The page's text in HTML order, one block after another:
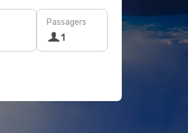
Passagers
1